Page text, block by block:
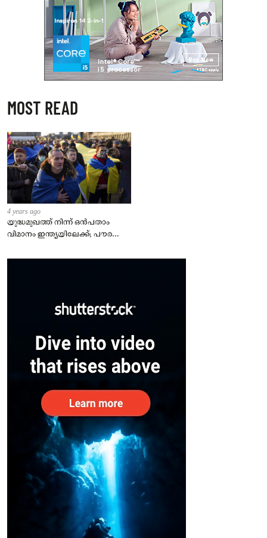
MOST READ
4 years ago
യുദ്ധമുഖത്ത് നിന്ന് ഒൻപതാം
വിമാനം ഇന്ത്യയിലേക്ക്; പൗരന്മാർ
– കേന്ദ്രം